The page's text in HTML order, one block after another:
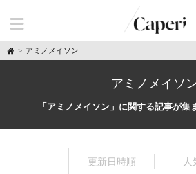
H
o
アミノメイソン
アミノメイソ
「アミノメイソン」に関する記事が集
更新日時順 人